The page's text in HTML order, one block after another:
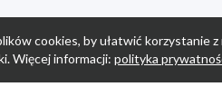
cookies, by ułatwić korzystanie
Więcej informacji: polityka